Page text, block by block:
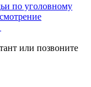
по уголовному
или позвоните